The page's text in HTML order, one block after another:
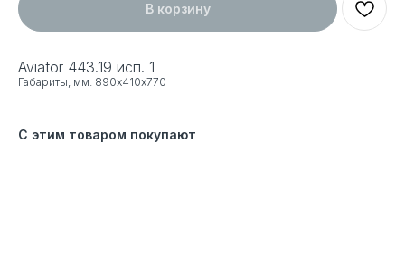
В корзину
Aviator 443.19 исп. 1
Габариты, мм: 890х410х770
С этим товаром покупают